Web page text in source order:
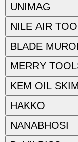
UNIMAG
NILE AIR
BLADE
MERRY
KEM OIL
HAKKO
NANABHOSI